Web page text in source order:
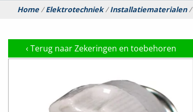
Home/Elektrotechniek/Installatiematerialen/
‹ Terug naar Zekeringen en toebehoren